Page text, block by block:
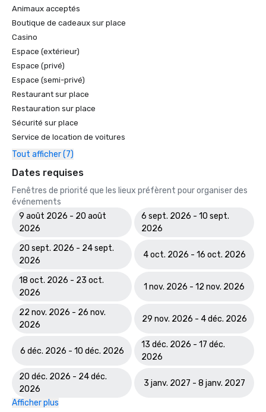
Animaux acceptés
Boutique de cadeaux sur place
Casino
Espace (extérieur)
Espace (privé)
Espace (semi-privé)
Restaurant sur place
Restauration sur place
Sécurité sur place
Service de location de voitures
Tout afficher (7)
Dates requises
Fenêtres de priorité que les lieux préfèrent pour organiser des
événements
9 août 2026 - 20 août
2026
6 sept. 2026 - 10 sept.
2026
20 sept. 2026 - 24 sept.
2026
4 oct. 2026 - 16 oct. 2026
18 oct. 2026 - 23 oct.
2026
1 nov. 2026 - 12 nov. 2026
22 nov. 2026 - 26 nov.
2026
29 nov. 2026 - 4 déc. 2026
6 déc. 2026 - 10 déc. 2026
13 déc. 2026 - 17 déc.
2026
20 déc. 2026 - 24 déc.
2026
3 janv. 2027 - 8 janv. 2027
Afficher plus